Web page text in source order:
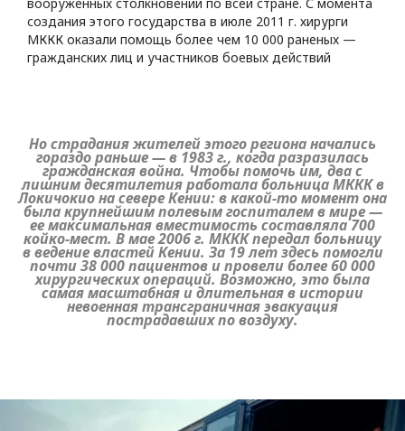
создания этого государства в июле 2011 г. хирурги
МККК оказали помощь более чем 10 000 раненых —
гражданских лиц и участников боевых действий
Но страдания жителей этого региона начались
гораздо раньше — в 1983 г., когда разразилась
гражданская война. Чтобы помочь им, два с
лишним десятилетия работала больница МККК в
Локичокио на севере Кении: в какой-то момент она
была крупнейшим полевым госпиталем в мире —
ее максимальная вместимость составляла 700
койко-мест. В мае 2006 г. МККК передал больницу
в ведение властей Кении. За 19 лет здесь помогли
почти 38 000 пациентов и провели более 60 000
хирургических операций. Возможно, это была
самая масштабная и длительная в истории
невоенная трансграничная эвакуация
пострадавших по воздуху.